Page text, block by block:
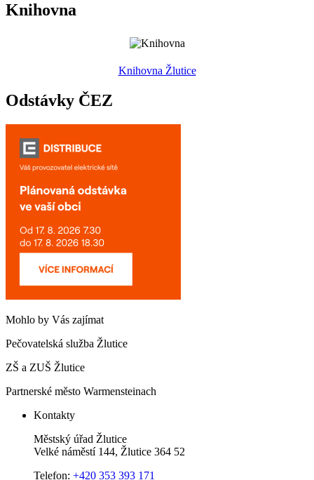
Knihovna
Knihovna Žlutice
Odstávky ČEZ
Mohlo by Vás zajímat
Pečovatelská služba Žlutice
ZŠ a ZUŠ Žlutice
Partnerské město Warmensteinach
Kontakty
Městský úřad Žlutice
Velké náměstí 144, Žlutice 364 52
Telefon: +420 353 393 171